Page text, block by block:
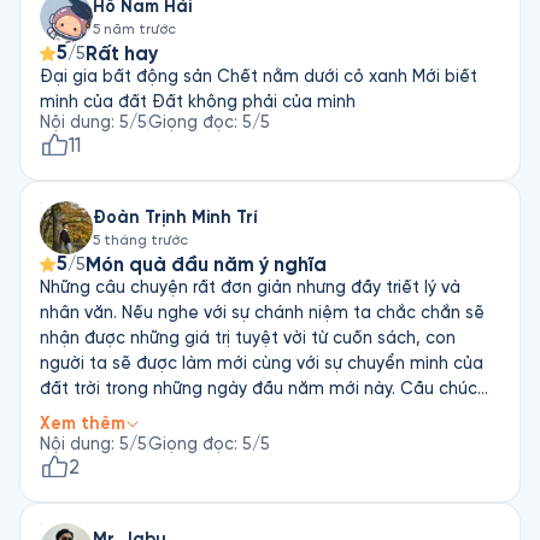
tấn các em, đôi khi chỉ đơn giản là kể cho các em những câu
chuyện tôi đã đọc được ở đâu đó.
Vốn tri thức của nhân loại thật vô tận. Những câu chuyện
hàng ngày vẫn được kể khắp nơi. Nếu ta dùng các câu
chuyện này, kể vào đúng hoàn cảnh thì rất có ích, thậm chí
chuyển hóa được bao tâm hồn." - Chia sẻ của Tiến sĩ Nguyễn
Mạnh Hùng cho sách nói Ngày Mới, Tự Làm Mới.
Hồ Nam Hải
5 năm trước
5/5 Rất hay
Đại gia bất động sản Chết nằm dưới cỏ xanh Mới biết
mình của đất Đất không phải của mình
Nội dung: 5/5Giọng đọc: 5/5
11
Đoàn Trịnh Minh Trí
5 tháng trước
5/5 Món quà đầu năm ý nghĩa
Những câu chuyện rất đơn giản nhưng đầy triết lý và
nhân văn. Nếu nghe với sự chánh niệm ta chắc chắn sẽ
nhận được những giá trị tuyệt vời từ cuốn sách, con
người ta sẽ được làm mới cùng với sự chuyển mình của
đất trời trong những ngày đầu năm mới này. Cầu chúc
cho mọi người sẽ luôn sống bình an, hạnh phúc trên
chính những bước chân của mình.
Xem thêm
Nội dung: 5/5Giọng đọc: 5/5
2